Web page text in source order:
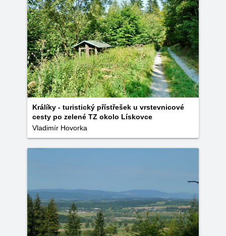
Králíky - turistický přístřešek u vrstevnicové
cesty po zelené TZ okolo Lískovce
Vladimír Hovorka